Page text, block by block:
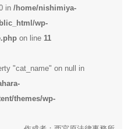
in /home/nishimiya-
wp-
on line 11
"cat_name" on null in
themes/wp-